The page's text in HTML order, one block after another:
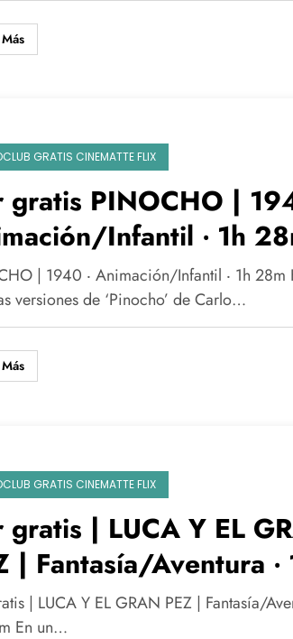
GRATIS CINEMATTE FLIX
gratis PINOCHO |
Infantil ‧ 1h
| 1940 ‧ Animación/Infantil ‧ 1h 28m
versiones de ‘Pinocho’ de Carlo…
GRATIS CINEMATTE FLIX
gratis | LUCA Y EL
| Fantasía/Aventura ‧
| LUCA Y EL GRAN PEZ | Fantasía/
En un…